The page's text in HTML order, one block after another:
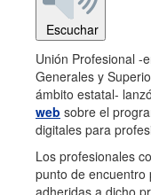
Escuchar
Unión Profesional -
Generales y
ámbito estatal-
web sobre el
digitales para
Los profesionales
punto de encuentro
adheridas a dicho